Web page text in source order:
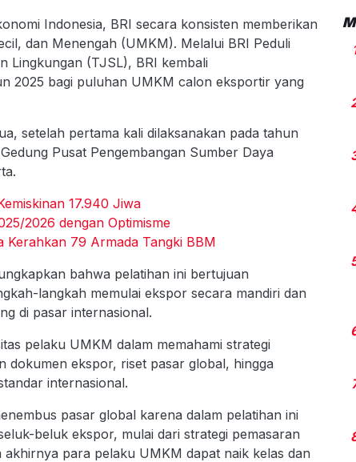
Indonesia, BRI secara konsisten memberikan
dan Menengah (UMKM). Melalui BRI Peduli
Lingkungan (TJSL), BRI kembali
2025 bagi puluhan UMKM calon eksportir yang
setelah pertama kali dilaksanakan pada tahun
Pusat Pengembangan Sumber Daya
17.940 Jiwa
2026 dengan Optimisme
Kerahkan 79 Armada Tangki BBM
bahwa pelatihan ini bertujuan
langkah memulai ekspor secara mandiri dan
di pasar internasional.
pelaku UMKM dalam memahami strategi
dokumen ekspor, riset pasar global, hingga
internasional.
pasar global karena dalam pelatihan ini
beluk ekspor, mulai dari strategi pemasaran
para pelaku UMKM dapat naik kelas dan